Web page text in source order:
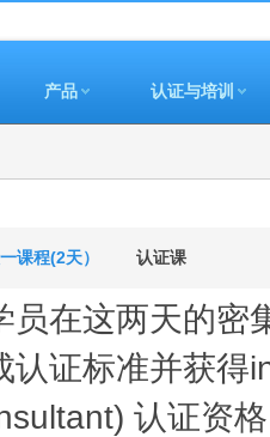
产品 认证与培训
课程(2天） 认证课
员在这两天的密
认证标准并获
认证资